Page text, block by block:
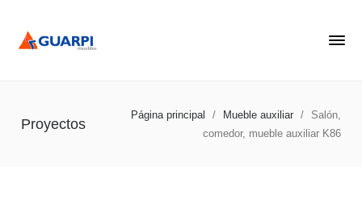
Proyectos
Página principal / Mueble auxiliar /
Salón,
comedor, mueble auxiliar K86